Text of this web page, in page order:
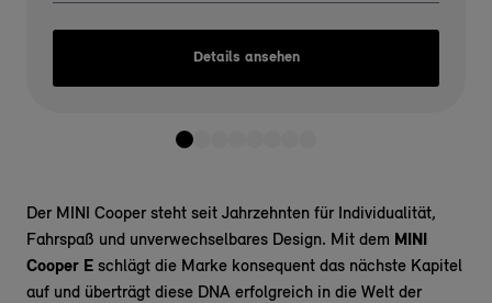
Details ansehen
Der MINI Cooper steht seit Jahrzehnten für Individualität,
Fahrspaß und unverwechselbares Design. Mit dem MINI
Cooper E schlägt die Marke konsequent das nächste Kapitel
auf und überträgt diese DNA erfolgreich in die Welt der